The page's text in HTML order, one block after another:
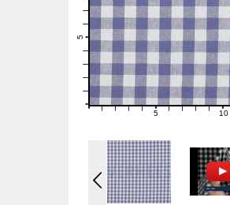
0
6
0 1 2 3 4 6 7 8 9